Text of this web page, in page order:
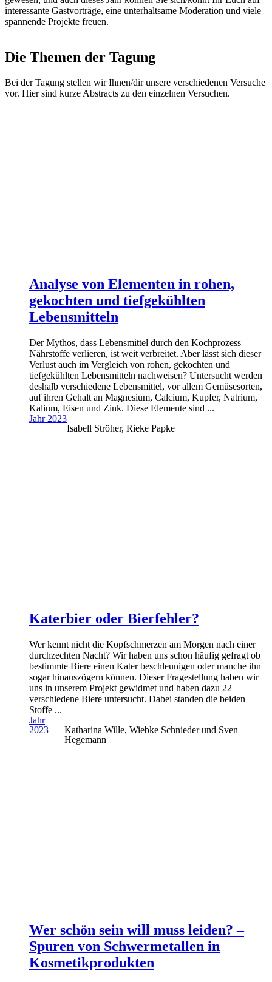
interessante Gastvorträge, eine unterhaltsame Moderation und viele
spannende Projekte freuen.
Die Themen der Tagung
Bei der Tagung stellen wir Ihnen/dir unsere verschiedenen Versuche
vor. Hier sind kurze Abstracts zu den einzelnen Versuchen.
Analyse von Elementen in rohen,
gekochten und tiefgekühlten
Lebensmitteln
Der Mythos, dass Lebensmittel durch den Kochprozess
Nährstoffe verlieren, ist weit verbreitet. Aber lässt sich dieser
Verlust auch im Vergleich von rohen, gekochten und
tiefgekühlten Lebensmitteln nachweisen? Untersucht werden
deshalb verschiedene Lebensmittel, vor allem Gemüsesorten,
auf ihren Gehalt an Magnesium, Calcium, Kupfer, Natrium,
Kalium, Eisen und Zink. Diese Elemente sind ...
Jahr 2023
Isabell Ströher, Rieke Papke
Katerbier oder Bierfehler?
Wer kennt nicht die Kopfschmerzen am Morgen nach einer
durchzechten Nacht? Wir haben uns schon häufig gefragt ob
bestimmte Biere einen Kater beschleunigen oder manche ihn
sogar hinauszögern können. Dieser Fragestellung haben wir
uns in unserem Projekt gewidmet und haben dazu 22
verschiedene Biere untersucht. Dabei standen die beiden
Stoffe ...
Jahr
2023
Katharina Wille, Wiebke Schnieder und Sven
Hegemann
Wer schön sein will muss leiden? –
Spuren von Schwermetallen in
Kosmetikprodukten